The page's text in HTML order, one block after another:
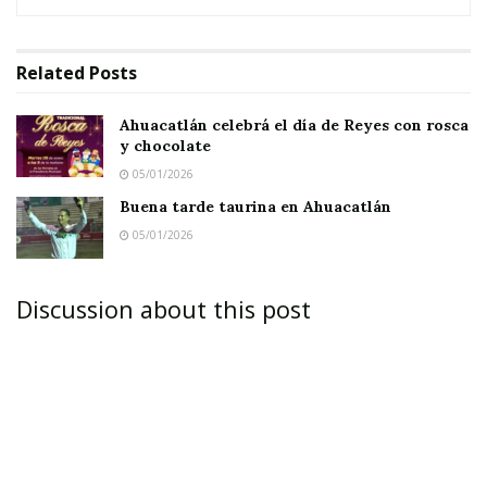
Related Posts
Ahuacatlán celebrá el día de Reyes con rosca
y chocolate
05/01/2026
Buena tarde taurina en Ahuacatlán
05/01/2026
Discussion about this post